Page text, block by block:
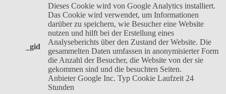
_gid
Dieses Cookie wird von Google Analytics installiert.
Das Cookie wird verwendet, um Informationen
darüber zu speichern, wie Besucher eine Website
nutzen und hilft bei der Erstellung eines
Analyseberichts über den Zustand der Website. Die
gesammelten Daten umfassen in anonymisierter Form
die Anzahl der Besucher, die Website von der sie
gekommen sind und die besuchten Seiten.
Anbieter Google Inc. Typ Cookie Laufzeit 24
Stunden